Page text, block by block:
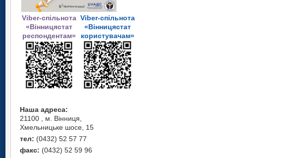
Viber-спільнота
«Вінницястат
респондентам»
Viber-спільнота
«Вінницястат
користувачам»
Наша адреса:
21100 , м. Вінниця,
Хмельницьке шосе, 15
тел: (0432) 52 57 77
факс: (0432) 52 59 96